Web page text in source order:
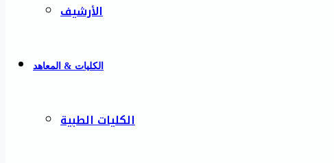
الأرشيف
الكليات & المعاهد
الكليات الطبية